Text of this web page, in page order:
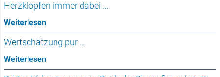
Herzklopfen immer dabei …
Weiterlesen
Wertschätzung pur …
Weiterlesen